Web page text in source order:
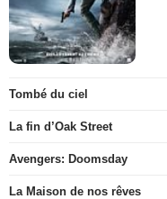
Tombé du ciel
La fin d’Oak Street
Avengers: Doomsday
La Maison de nos rêves